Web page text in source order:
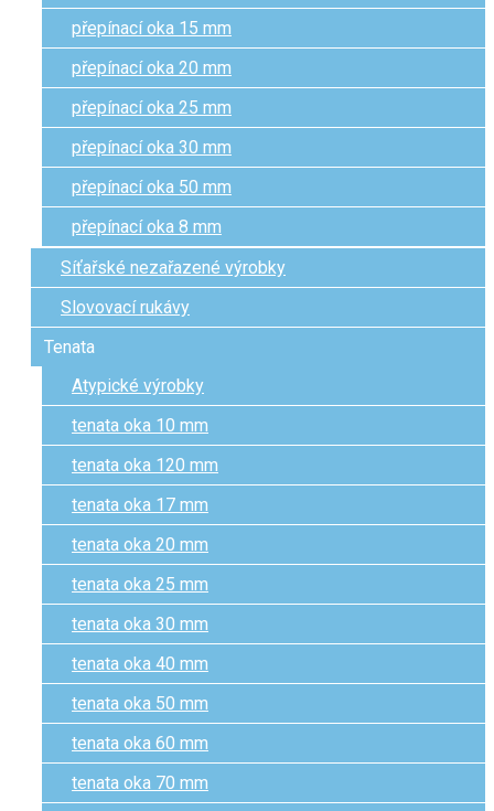
přepínací oka 15 mm
přepínací oka 20 mm
přepínací oka 25 mm
přepínací oka 30 mm
přepínací oka 50 mm
přepínací oka 8 mm
Síťařské nezařazené výrobky
Slovovací rukávy
Tenata
Atypické výrobky
tenata oka 10 mm
tenata oka 120 mm
tenata oka 17 mm
tenata oka 20 mm
tenata oka 25 mm
tenata oka 30 mm
tenata oka 40 mm
tenata oka 50 mm
tenata oka 60 mm
tenata oka 70 mm